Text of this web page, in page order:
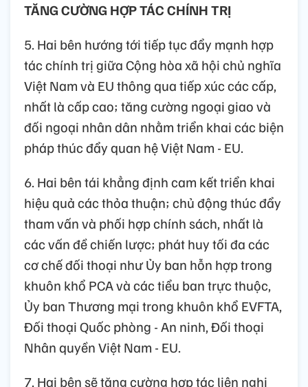
TĂNG CƯỜNG HỢP TÁC CHÍNH TRỊ
5. Hai bên hướng tới tiếp tục đẩy mạnh hợp
tác chính trị giữa Cộng hòa xã hội chủ nghĩa
Việt Nam và EU thông qua tiếp xúc các cấp,
nhất là cấp cao; tăng cường ngoại giao và
đối ngoại nhân dân nhằm triển khai các biện
pháp thúc đẩy quan hệ Việt Nam - EU.
6. Hai bên tái khẳng định cam kết triển khai
hiệu quả các thỏa thuận; chủ động thúc đẩy
tham vấn và phối hợp chính sách, nhất là
các vấn đề chiến lược; phát huy tối đa các
cơ chế đối thoại như Ủy ban hỗn hợp trong
khuôn khổ PCA và các tiểu ban trực thuộc,
Ủy ban Thương mại trong khuôn khổ EVFTA,
Đối thoại Quốc phòng - An ninh, Đối thoại
Nhân quyền Việt Nam - EU.
7. Hai bên sẽ tăng cường hợp tác liên nghị